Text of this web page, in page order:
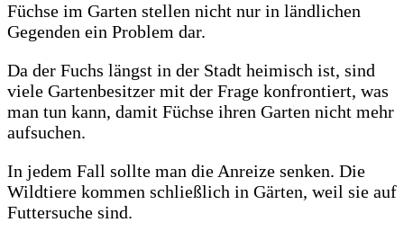
Füchse im Garten stellen nicht nur in ländlichen
Gegenden ein Problem dar.
Da der Fuchs längst in der Stadt heimisch ist, sind
viele Gartenbesitzer mit der Frage konfrontiert, was
man tun kann, damit Füchse ihren Garten nicht mehr
aufsuchen.
In jedem Fall sollte man die Anreize senken. Die
Wildtiere kommen schließlich in Gärten, weil sie auf
Futtersuche sind.